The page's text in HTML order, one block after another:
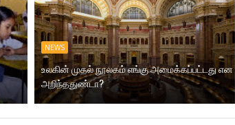
NEWS
உலகின் முதல் நூலகம் எங்கு அமைக்கப்பட்டது என
அறிந்ததுண்டா?